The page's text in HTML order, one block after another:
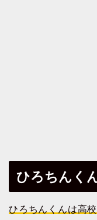
ひろちんく
ひろちんくんは高